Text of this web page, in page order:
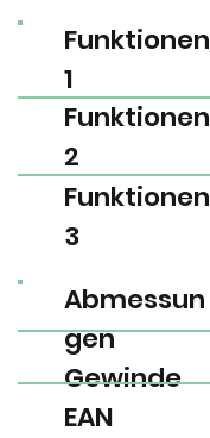
EAN
Gewinde
Abmessun
gen
Funktionen
1
Funktionen
2
Funktionen
3